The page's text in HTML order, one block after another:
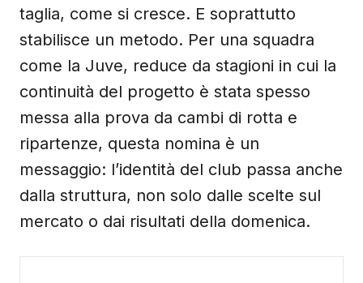
taglia, come si cresce. E soprattutto
stabilisce un metodo. Per una squadra
come la Juve, reduce da stagioni in cui la
continuità del progetto è stata spesso
messa alla prova da cambi di rotta e
ripartenze, questa nomina è un
messaggio: l’identità del club passa anche
dalla struttura, non solo dalle scelte sul
mercato o dai risultati della domenica.